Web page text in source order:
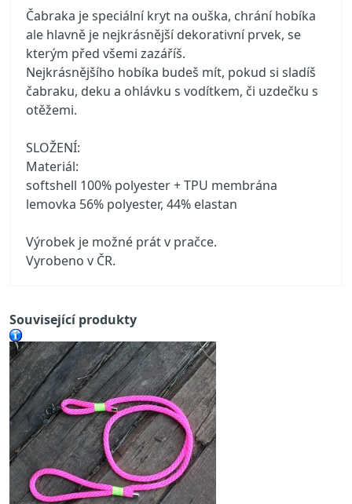
Čabraka je speciální kryt na ouška, chrání hobíka
ale hlavně je nejkrásnější dekorativní prvek, se
kterým před všemi zazáříš.
Nejkrásnějšího hobíka budeš mít, pokud si sladíš
čabraku, deku a ohlávku s vodítkem, či uzdečku s
otěžemi.
SLOŽENÍ:
Materiál:
softshell 100% polyester + TPU membrána
lemovka 56% polyester, 44% elastan
Výrobek je možné prát v pračce.
Vyrobeno v ČR.
Související produkty